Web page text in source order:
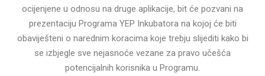
ocijenjene u odnosu na druge aplikacije, bit će pozvani na
prezentaciju Programa YEP Inkubatora na kojoj će biti
obaviješteni o narednim koracima koje trebju slijediti kako bi
se izbjegle sve nejasnoće vezane za pravo učešća
potencijalnih korisnika u Programu.